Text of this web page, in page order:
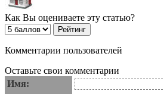
Как Вы оцениваете эту статью?
Комментарии пользователей
Оставьте свои комментарии
Имя: